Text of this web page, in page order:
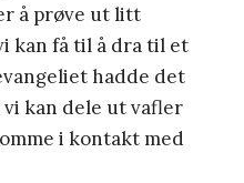
å prøve ut litt
kan få til å dra til et
hadde det
kan dele ut vafler
i kontakt med